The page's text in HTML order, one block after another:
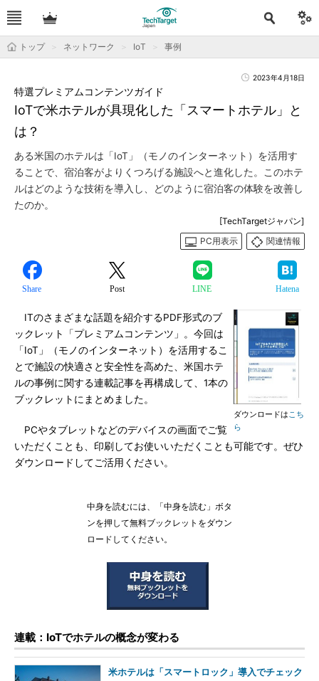
トップ ネットワーク IoT 事例
2023年4月18日
IoTで米ホテルが具現化した「スマートホテル」と
は？
特選プレミアムコンテンツガイド
ある米国のホテルは「IoT」（モノのインターネット）を活用す
ることで、宿泊客がよりくつろげる施設へと進化した。このホテ
ルはどのような技術を導入し、どのように宿泊客の体験を改善し
たのか。
[TechTargetジャパン]
PC用表示
関連情報
Share Post LINE Hatena
ダウンロードはこち
ら
ITのさまざまな話題を紹介するPDF形式のブ
ックレット「プレミアムコンテンツ」。今回は
「IoT」（モノのインターネット）を活用するこ
とで施設の快適さと安全性を高めた、米国ホテ
ルの事例に関する連載記事を再構成して、1本の
ブックレットにまとめました。
PCやタブレットなどのデバイスの画面でご覧
いただくことも、印刷してお使いいただくことも可能です。ぜひ
ダウンロードしてご活用ください。
中身を読むには、「中身を読む」ボタ
ンを押して無料ブックレットをダウン
ロードしてください。
連載：IoTでホテルの概念が変わる
米ホテルは「スマートロック」導入でチェック